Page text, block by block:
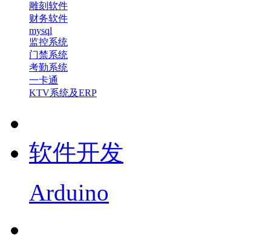
雕刻软件
财务软件
mysql
监控系统
门禁系统
考勤系统
一卡通
KTV系统及ERP
软件开发
Arduino